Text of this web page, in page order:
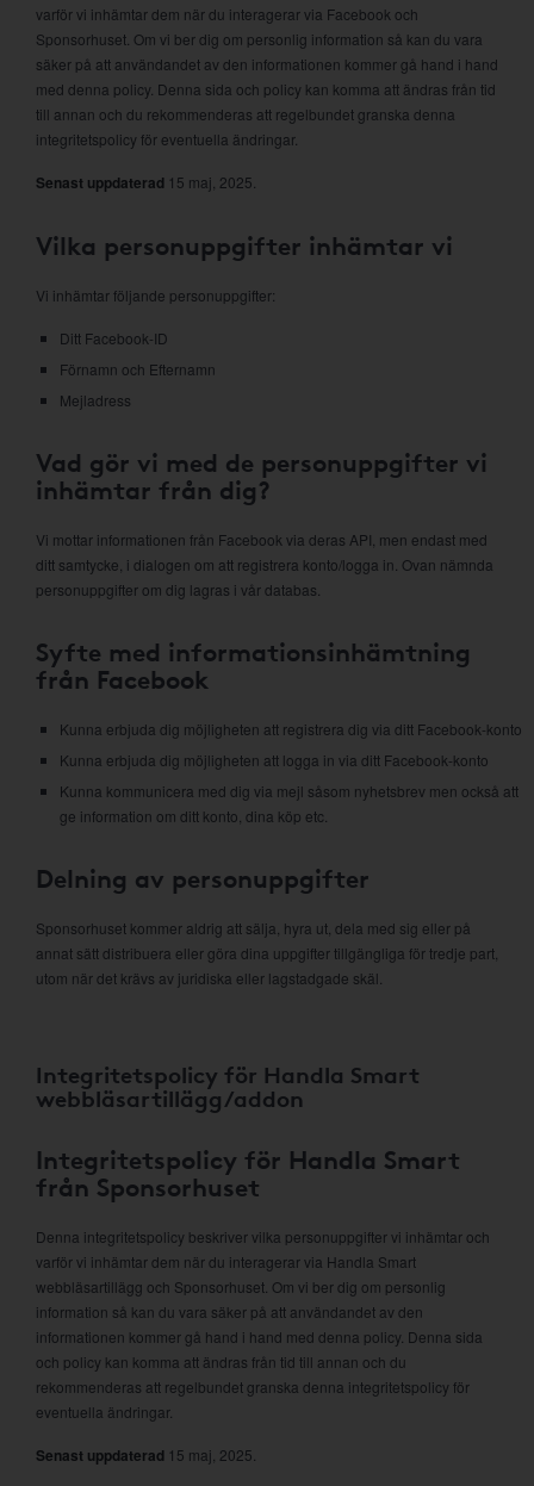
varför vi inhämtar dem när du interagerar via Facebook och
Sponsorhuset. Om vi ber dig om personlig information så kan du vara
säker på att användandet av den informationen kommer gå hand i hand
med denna policy. Denna sida och policy kan komma att ändras från tid
till annan och du rekommenderas att regelbundet granska denna
integritetspolicy för eventuella ändringar.
Senast uppdaterad 15 maj, 2025.
Vilka personuppgifter inhämtar vi
Vi inhämtar följande personuppgifter:
Ditt Facebook-ID
Förnamn och Efternamn
Mejladress
Vad gör vi med de personuppgifter vi
inhämtar från dig?
Vi mottar informationen från Facebook via deras API, men endast med
ditt samtycke, i dialogen om att registrera konto/logga in. Ovan nämnda
personuppgifter om dig lagras i vår databas.
Syfte med informationsinhämtning
från Facebook
Kunna erbjuda dig möjligheten att registrera dig via ditt Facebook-konto
Kunna erbjuda dig möjligheten att logga in via ditt Facebook-konto
Kunna kommunicera med dig via mejl såsom nyhetsbrev men också att
ge information om ditt konto, dina köp etc.
Delning av personuppgifter
Sponsorhuset kommer aldrig att sälja, hyra ut, dela med sig eller på
annat sätt distribuera eller göra dina uppgifter tillgängliga för tredje part,
utom när det krävs av juridiska eller lagstadgade skäl.
Integritetspolicy för Handla Smart
webbläsartillägg/addon
Integritetspolicy för Handla Smart
från Sponsorhuset
Denna integritetspolicy beskriver vilka personuppgifter vi inhämtar och
varför vi inhämtar dem när du interagerar via Handla Smart
webbläsartillägg och Sponsorhuset. Om vi ber dig om personlig
information så kan du vara säker på att användandet av den
informationen kommer gå hand i hand med denna policy. Denna sida
och policy kan komma att ändras från tid till annan och du
rekommenderas att regelbundet granska denna integritetspolicy för
eventuella ändringar.
Senast uppdaterad 15 maj, 2025.